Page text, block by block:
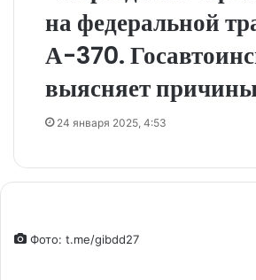
на федеральной
А-370.
выясняет
24 января 2025, 4:53
Фото: t.me/gibdd27